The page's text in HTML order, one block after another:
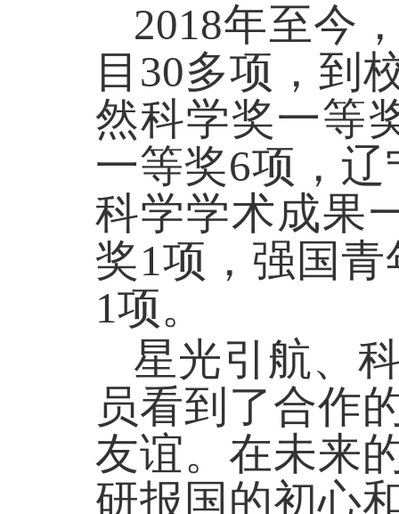
2018年至今
目30多项，到
然科学奖一等
一等奖6项，
科学学术成果
奖1项，强国
1项。
星光引航、
员看到了合作
友谊。在未来
研报国的初心